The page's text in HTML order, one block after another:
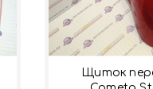
Щиток